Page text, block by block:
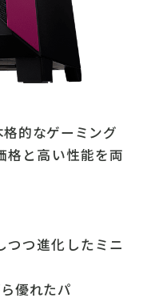
格的なゲーミング
格と高い性能を両
つつ進化したミニ
優れたパ